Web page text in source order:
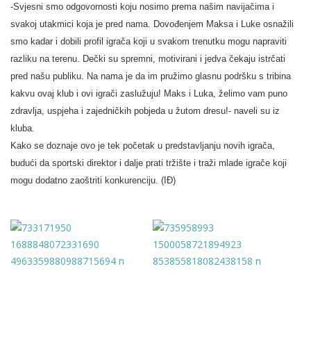
-Svjesni smo odgovornosti koju nosimo prema našim navijačima i
svakoj utakmici koja je pred nama. Dovođenjem Maksa i Luke osnažili
smo kadar i dobili profil igrača koji u svakom trenutku mogu napraviti
razliku na terenu. Dečki su spremni, motivirani i jedva čekaju istrčati
pred našu publiku. Na nama je da im pružimo glasnu podršku s tribina
kakvu ovaj klub i ovi igrači zaslužuju! Maks i Luka, želimo vam puno
zdravlja, uspjeha i zajedničkih pobjeda u žutom dresu!- naveli su iz
kluba.
Kako se doznaje ovo je tek početak u predstavljanju novih igrača,
budući da sportski direktor i dalje prati tržište i traži mlade igrače koji
mogu dodatno zaoštriti konkurenciju. (IĐ)